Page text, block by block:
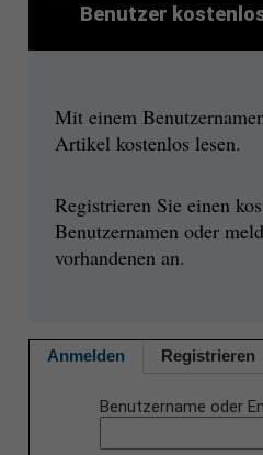
Benutzer
Mit einem
Artikel kostenlos lesen.
Registrieren Sie einen
Benutzernamen oder
vorhandenen an.
Anmelden Registrieren
Benutzername oder